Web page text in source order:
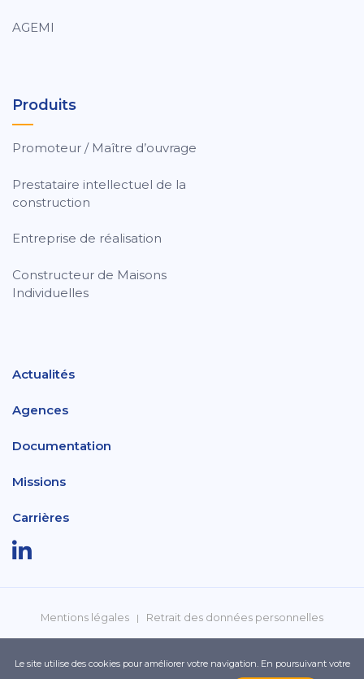
AGEMI
Produits
Promoteur / Maître d’ouvrage
Prestataire intellectuel de la
construction
Entreprise de réalisation
Constructeur de Maisons
Individuelles
Actualités
Agences
Documentation
Missions
Carrières
Mentions légales Retrait des données personnelles
Le site utilise des cookies pour améliorer votre navigation. En poursuivant votre